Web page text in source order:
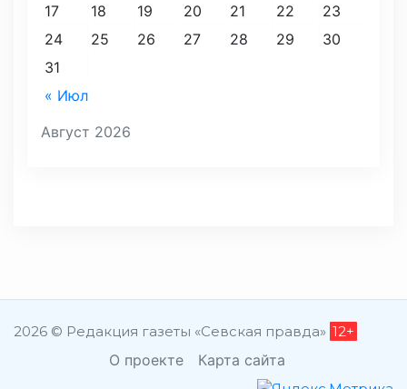
Август 2026
« Июл
17
18 19 20 21 22
23
24
25 26 27 28 29
30
31
2026 © Редакция газеты «Севская правда» 12+
О проекте Карта сайта